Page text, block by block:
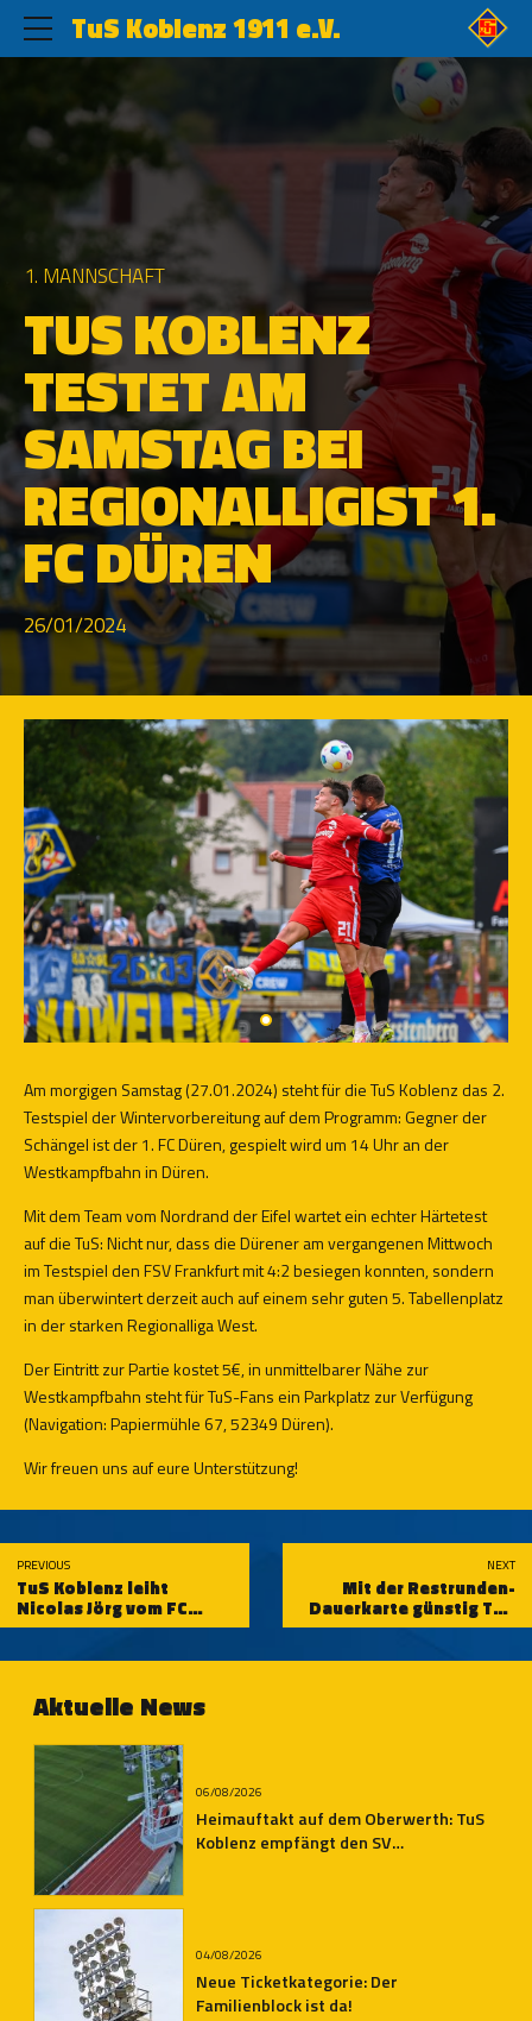
TuS Koblenz 1911 e.V.
1. MANNSCHAFT
TUS KOBLENZ
TESTET AM
SAMSTAG BEI
REGIONALLIGIST 1.
FC DÜREN
26/01/2024
Am morgigen Samstag (27.01.2024) steht für die TuS Koblenz das 2.
Testspiel der Wintervorbereitung auf dem Programm: Gegner der
Schängel ist der 1. FC Düren, gespielt wird um 14 Uhr an der
Westkampfbahn in Düren.
Mit dem Team vom Nordrand der Eifel wartet ein echter Härtetest
auf die TuS: Nicht nur, dass die Dürener am vergangenen Mittwoch
im Testspiel den FSV Frankfurt mit 4:2 besiegen konnten, sondern
man überwintert derzeit auch auf einem sehr guten 5. Tabellenplatz
in der starken Regionalliga West.
Der Eintritt zur Partie kostet 5€, in unmittelbarer Nähe zur
Westkampfbahn steht für TuS-Fans ein Parkplatz zur Verfügung
(Navigation: Papiermühle 67, 52349 Düren).
Wir freuen uns auf eure Unterstützung!
PREVIOUS
TuS Koblenz leiht
Nicolas Jörg vom FC
Homburg aus
NEXT
Mit der Restrunden-
Dauerkarte günstig TuS
schauen und mit etwas
Preisen gewinnen!
Aktuelle News
06/08/2026
Heimauftakt auf dem Oberwerth: TuS
Koblenz empfängt den SV
04/08/2026
Neue Ticketkategorie: Der
Familienblock ist da!